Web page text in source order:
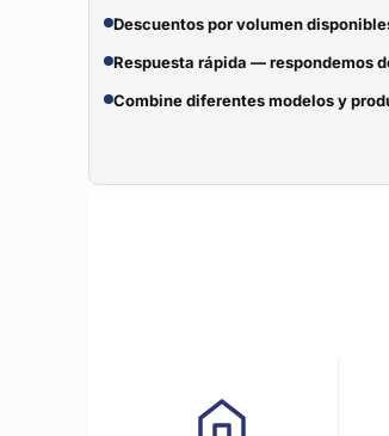
Descuentos por volumen
Respuesta rápida — respondemos
Combine diferentes modelos y